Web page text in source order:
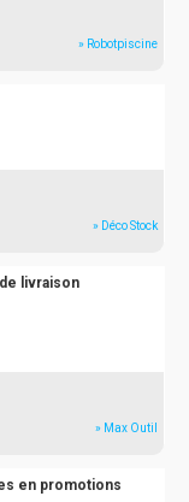
» Robotpiscine
» Déco Stock
livraison
» Max Outil
en promotions